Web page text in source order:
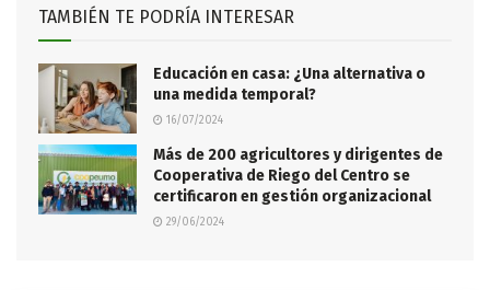
TAMBIÉN TE PODRÍA INTERESAR
Educación en casa: ¿Una alternativa o
una medida temporal?
16/07/2024
Más de 200 agricultores y dirigentes de
Cooperativa de Riego del Centro se
certificaron en gestión organizacional
29/06/2024